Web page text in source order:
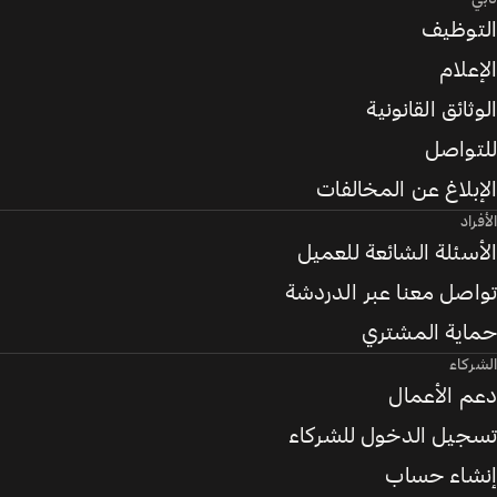
التوظيف
الإعلام
الوثائق القانونية
للتواصل
الإبلاغ عن المخالفات
الأفراد
الأسئلة الشائعة للعميل
تواصل معنا عبر الدردشة
حماية المشتري
الشركاء
دعم الأعمال
تسجيل الدخول للشركاء
إنشاء حساب